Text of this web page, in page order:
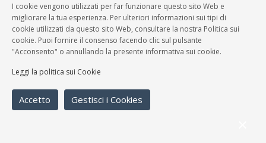
Band
Rock 'n' roll
Giovani Al Doppio Gin
I cookie vengono utilizzati per far funzionare questo sito Web e
migliorare la tua esperienza. Per ulteriori informazioni sui tipi di
cookie utilizzati da questo sito Web, consultare la nostra Politica sui
cookie. Puoi fornire il consenso facendo clic sul pulsante
"Acconsento" o annullando la presente informativa sui cookie.
Leggi la politica sui Cookie
Accetto Gestisci i Cookies